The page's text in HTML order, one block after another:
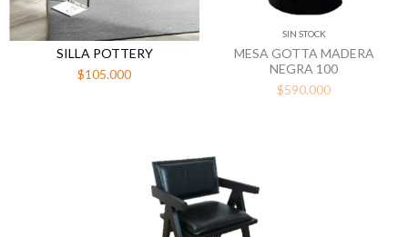
SILLA POTTERY
$105.000
SIN STOCK
MESA GOTTA MADERA
NEGRA 100
$590.000